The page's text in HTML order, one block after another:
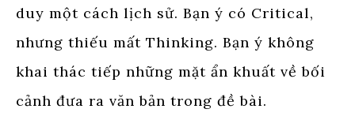
duy một cách lịch sử. Bạn ý có Critical,
nhưng thiếu mất Thinking. Bạn ý không
khai thác tiếp những mặt ẩn khuất về bối
cảnh đưa ra văn bản trong đề bài.